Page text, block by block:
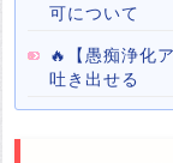
可について
🔥【愚痴浄化
吐き出せる